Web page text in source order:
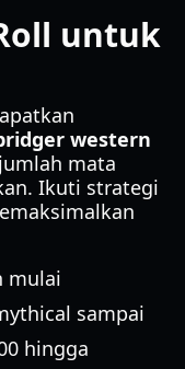
untuk
western
mata
Ikuti strategi
mulai
sampai
hingga